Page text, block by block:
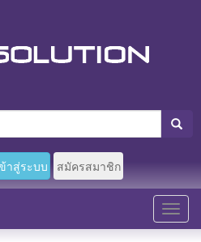
าสู่ระบบ สมัครสมาชิก
T
o